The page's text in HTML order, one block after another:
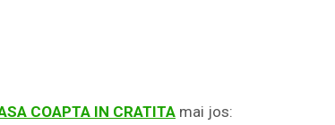
COAPTA IN CRATITA mai jos: